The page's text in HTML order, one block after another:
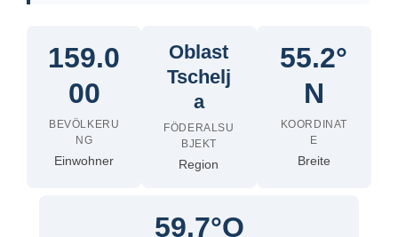
159.0
00
BEVÖLKERU
NG
Einwohner
Oblast
Tschelj
a
FÖDERALSU
BJEKT
Region
55.2°
N
KOORDINAT
E
Breite
59.7°O